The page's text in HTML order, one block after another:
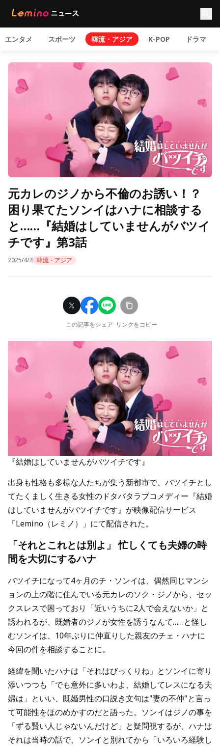
エンタメ スポーツ 韓流・アジア K-POP ドラマ
元カレのジノから不倫のお誘い！？
困り果てたソンイはハナに相談する
と……『結婚はしていませんがバツイ
チです』第3話
2025/4/2 韓流・アジア
この記事をシェア リンクをコピー
『結婚はしていませんがバツイチです』
出身も性格も多様な人たちが集う新都市で、バツイチとし
てたくましく生きる女性のドタバタラブコメディー『結婚
はしていませんがバツイチです』が映像配信サービス
「Lemino（レミノ）」にて配信された。
「それとこれとは別よ」 忙しくても夫婦の時
間を大切にするハナ
バツイチになって4ヶ月のチ・ソンイは、偶然同じマンシ
ョンの上の階に住んでいる元カレのソク・ジノから、セッ
クスレスで困っており「近いうちに2人で会えないか」と
誘われるが、既婚者のジノが女性を誘うなんて……と怪し
むソンイは、10年ぶりに仲直りした親友のチェ・ハナに
今回の件を相談することに。
経緯を聞いたハナは「それはびっくりね」とソンイに寄り
添いつつも「でも意外に多いわよ、結婚してレスになる夫
婦は」といい、既婚男性の口説き文句は"妻の不仲"と言っ
て可能性をほのめかすのだと語った。ソンイはジノの事を
「ずる賢い人じゃないんだけど」と疑問視するが、ハナは
それは当時の話で、ソンイと別れてから「いろいろ経験し